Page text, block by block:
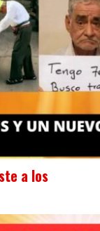
a los